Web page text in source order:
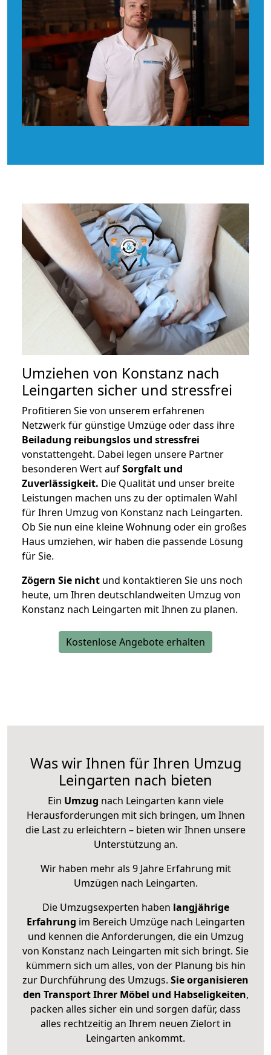
Umziehen von Konstanz nach
Leingarten sicher und stressfrei
Profitieren Sie von unserem erfahrenen
Netzwerk für günstige Umzüge oder dass ihre
Beiladung reibungslos und stressfrei
vonstattengeht. Dabei legen unsere Partner
besonderen Wert aufSorgfalt und
Zuverlässigkeit. Die Qualität und unser breite
Leistungen machen uns zu der optimalen Wahl
für Ihren Umzug von Konstanz nach Leingarten.
Ob Sie nun eine kleine Wohnung oder ein großes
Haus umziehen, wir haben die passende Lösung
für Sie.
Zögern Sie nicht und kontaktieren Sie uns noch
heute, um Ihren deutschlandweiten Umzug von
Konstanz nach Leingarten mit Ihnen zu planen.
Kostenlose Angebote erhalten
Was wir Ihnen für Ihren Umzug
Leingarten nach bieten
Ein Umzug nach Leingarten kann viele
Herausforderungen mit sich bringen, um Ihnen
die Last zu erleichtern – bieten wir Ihnen unsere
Unterstützung an.
Wir haben mehr als 9 Jahre Erfahrung mit
Umzügen nach Leingarten.
Die Umzugsexperten haben langjährige
Erfahrung im Bereich Umzüge nach Leingarten
und kennen die Anforderungen, die ein Umzug
von Konstanz nach Leingarten mit sich bringt. Sie
kümmern sich um alles, von der Planung bis hin
zur Durchführung des Umzugs. Sie organisieren
den Transport Ihrer Möbel und Habseligkeiten,
packen alles sicher ein und sorgen dafür, dass
alles rechtzeitig an Ihrem neuen Zielort in
Leingarten ankommt.